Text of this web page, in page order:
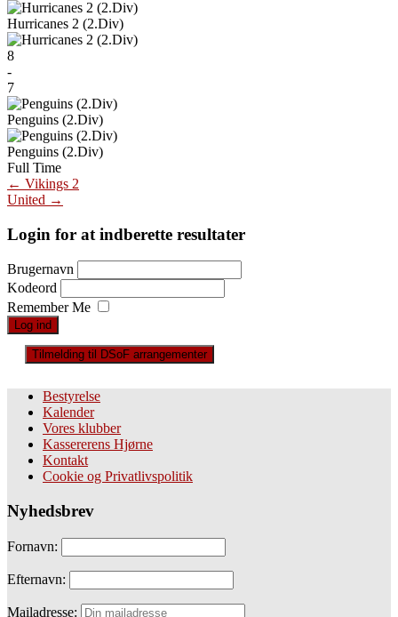
Hurricanes 2 (2.Div)
8
-
7
Penguins (2.Div)
Penguins (2.Div)
Full Time
Post
navigation
← Vikings 2
United →
Login for at indberette resultater
Brugernavn
Kodeord
Remember Me
Tilmelding til DSoF arrangementer
Bestyrelse
Kalender
Vores klubber
Kassererens Hjørne
Kontakt
Cookie og Privatlivspolitik
Nyhedsbrev
Fornavn:
Efternavn:
Mailadresse: